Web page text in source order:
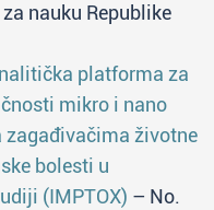
nauku Republike
platforma za
mikro i nano
životne
bolesti u
(IMPTOX) – No.